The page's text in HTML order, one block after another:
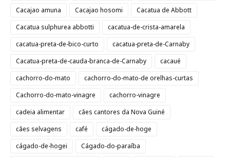
Cacajao amuna
Cacajao hosomi
Cacatua de Abbott
Cacatua sulphurea abbotti
cacatua-de-crista-amarela
cacatua-preta-de-bico-curto
cacatua-preta-de-Carnaby
Cacatua-preta-de-cauda-branca-de-Carnaby
cacaué
cachorro-do-mato
cachorro-do-mato-de orelhas-curtas
Cachorro-do-mato-vinagre
cachorro-vinagre
cadeia alimentar
cães cantores da Nova Guiné
cães selvagens
café
cágado-de-hoge
cágado-de-hogei
Cágado-do-paraíba